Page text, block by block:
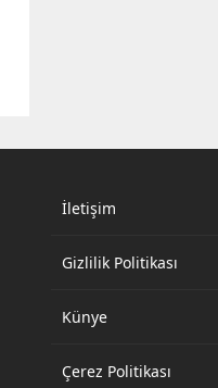
İletişim
Gizlilik Politikası
Künye
Çerez Politikası